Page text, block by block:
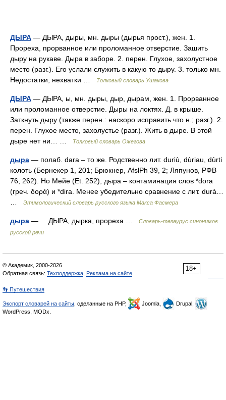
ДЫРА — ДЫРА, дыры, мн. дыры (дырья прост.), жен. 1.
Прореха, прорванное или проломанное отверстие. Зашить
дыру на рукаве. Дыра в заборе. 2. перен. Глухое, захолустное
место (разг.). Его услали служить в какую то дыру. 3. только мн.
Недостатки, нехватки …
Толковый словарь Ушакова
ДЫРА — ДЫРА, ы, мн. дыры, дыр, дырам, жен. 1. Прорванное
или проломанное отверстие. Дыры на локтях. Д. в крыше.
Заткнуть дыру (также перен.: наскоро исправить что н.; разг.). 2.
перен. Глухое место, захолустье (разг.). Жить в дыре. В этой
дыре нет ни… …
Толковый словарь Ожегова
дыра — полаб. dara – то же. Родственно лит. duriù, dùriau, dùrti
колоть (Бернекер 1, 201; Брюкнер, AfslPh 39, 2; Ляпунов, РФВ
76, 262). Но Мейе (Et. 252), дыра – контаминация слов *dora
(греч. δορά) и *dira. Менее убедительно сравнение с лит. durà…
Этимологический словарь русского языка Макса Фасмера
дыра — ДЫРА, дырка, прореха …
Словарь-тезаурус синонимов
русской речи
18+
© Академик, 2000-2026
Обратная связь: Техподдержка Реклама на сайте
👣 Путешествия
Экспорт словарей на сайты , сделанные на PHP, Joomla,
Drupal,
WordPress, MODx.